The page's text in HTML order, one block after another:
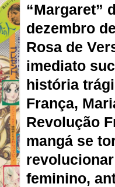
“Margaret”
dezembro
Rosa de
imediato
história
França,
Revolução
mangá se
feminino,